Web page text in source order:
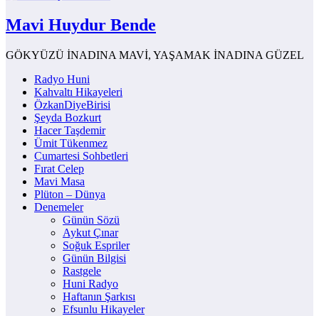
Mavi Huydur Bende
GÖKYÜZÜ İNADINA MAVİ, YAŞAMAK İNADINA GÜZEL
Radyo Huni
Kahvaltı Hikayeleri
ÖzkanDiyeBirisi
Şeyda Bozkurt
Hacer Taşdemir
Ümit Tükenmez
Cumartesi Sohbetleri
Fırat Celep
Mavi Masa
Plüton – Dünya
Denemeler
Günün Sözü
Aykut Çınar
Soğuk Espriler
Günün Bilgisi
Rastgele
Huni Radyo
Haftanın Şarkısı
Efsunlu Hikayeler